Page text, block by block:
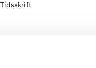
Tidsskrift